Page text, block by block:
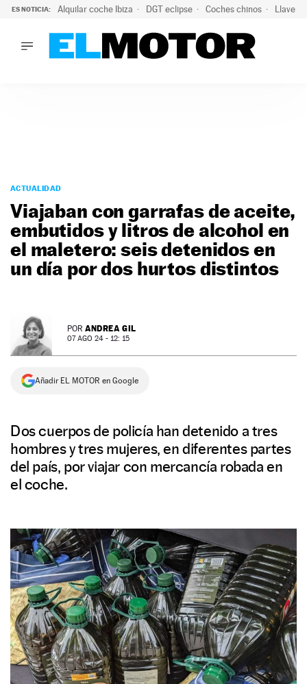
ES NOTICIA: Alquilar coche Ibiza DGT eclipse Coches chinos Llaves
PODCAST
MOTOS
TECNOLOGÍA
SUPERCOCHES
NEWSLETTER
ACTUALIDAD
Viajaban con garrafas de aceite,
embutidos y litros de alcohol en
el maletero: seis detenidos en
un día por dos hurtos distintos
POR ANDREA GIL
07 AGO 24 - 12: 15
Añadir EL MOTOR en Google
Dos cuerpos de policía han detenido a tres
hombres y tres mujeres, en diferentes partes
del país, por viajar con mercancía robada en
el coche.